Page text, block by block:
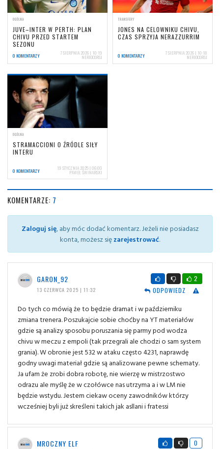
OGÓLNA
JUVE–INTER W PERTH: PLAN
CHIVU PRZED STARTEM
SEZONU
0 KOMENTARZY 7 SIERPNIA 2026 | 10:19
NERIOCORSI
TRANSFERY
JONES NA CELOWNIKU CHIVU,
CZAS SPRZYJA NERAZZURRIM
0 KOMENTARZY 7 SIERPNIA 2026 | 10:18
NERIOCORSI
OGÓLNA
STRAMACCIONI O ŹRÓDLE SIŁY
INTERU
0 KOMENTARZY 19 STYCZNIA 2025 | 06:00
PAWEŁ ŚWINARSKI
KOMENTARZE: 7
Zaloguj się, aby móc dodać komentarz. Jeżeli nie posiadasz
konta, możesz sięzarejestrować.
GARON_92
13 CZERWCA 2025 | 11:32
2
ODPOWIEDZ
Do tych co mówią że to będzie dramat i w październiku
zmiana trenera. Poszukajcie sobie choćby na YT materiałów
gdzie są analizy sposobu poruszania się parmy pod wodza
chivu w meczu z empoli (tak przegrali ale chodzi o sam system
grania). W obronie jest 532 w ataku często 4231, naprawdę
godny uwagi materiał gdzie są analizowane pewne schematy.
Ja ufam że zrobi dobra robotę, nie wierzę w mistrzostwo
odrazu ale myślę że w czołówce nas utrzyma a i w LM nie
będzie wstydu. Jestem ciekaw oceny zawodników którzy
wcześniej byli już skreśleni takich jak asllani i fratessi
MROCZNY ELF
0